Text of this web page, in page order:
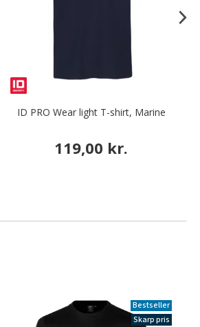
ID PRO Wear light T-shirt, Marine
119,00 kr.
Bestseller
Skarp pris